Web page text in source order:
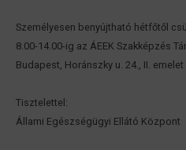
Személyesen benyújtható hétfőtől
8.00-14.00-ig az ÁEEK Szakképzés
Budapest, Horánszky u. 24., II.
Tisztelettel:
Állami Egészségügyi Ellátó Központ